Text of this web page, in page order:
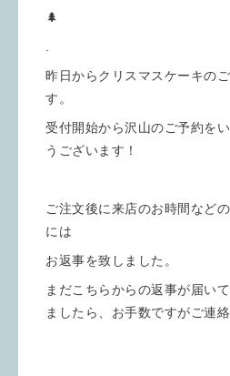
🌲
昨日からクリスマスケーキの
す。
受付開始から沢山のご予約を
うございます！
ご注文後に来店のお時間など
には
お返事を致しました。
まだこちらからの返事が届い
ましたら、お手数ですがご連